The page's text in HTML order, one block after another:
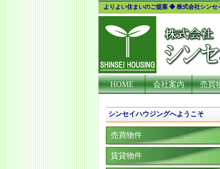
よりよい住まいのご提案 ◆ 株式会社シンセ
HOME 会社案内 売買
シンセイハウジングへようこそ
売買物件
賃貸物件